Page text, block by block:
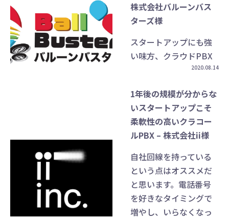
株式会社バルーンバス
ターズ様
スタートアップにも強
い味方、クラウドPBX
2020.08.14
1年後の規模が分からな
いスタートアップこそ
柔軟性の高いクラコー
ルPBX – 株式会社ii様
自社回線を持っている
という点はオススメだ
と思います。電話番号
を好きなタイミングで
増やし、いらなくなっ